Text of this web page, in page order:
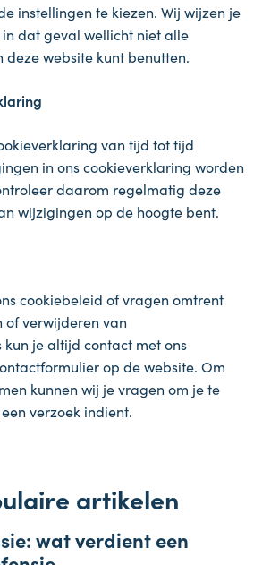
instellingen te kiezen. Wij wijzen je
dat geval wellicht niet alle
deze website kunt benutten.
van tijd tot tijd
in ons cookieverklaring worden
daarom regelmatig deze
wijzigingen op de hoogte bent.
cookiebeleid of vragen omtrent
of verwijderen van
kun je altijd contact met ons
op de website. Om
kunnen wij je vragen om je te
verzoek indient.
artikelen
wat verdient een